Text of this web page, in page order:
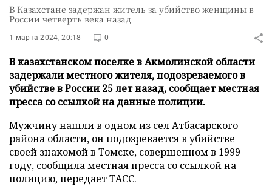
В Казахстане задержан житель за убийство женщины в
России четверть века назад
1 марта 2024, 20:18 0
В казахстанском поселке в Акмолинской области
задержали местного жителя, подозреваемого в
убийстве в России 25 лет назад, сообщает местная
пресса со ссылкой на данные полиции.
Мужчину нашли в одном из сел Атбасарского
района области, он подозревается в убийстве
своей знакомой в Томске, совершенном в 1999
году, сообщила местная пресса со ссылкой на
полицию, передаетТАСС.